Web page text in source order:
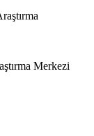
Merkezi